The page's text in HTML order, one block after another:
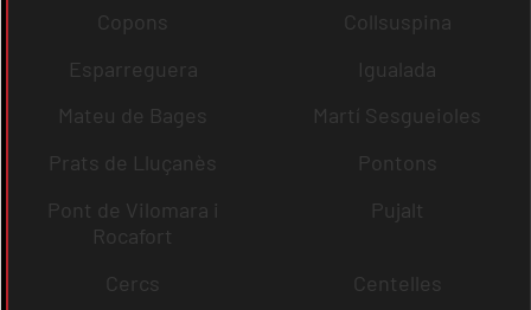
Copons
Collsuspina
Esparreguera
Igualada
Mateu de Bages
Martí Sesgueioles
Prats de Lluçanès
Pontons
Pont de Vilomara i
Rocafort
Pujalt
Cercs
Centelles